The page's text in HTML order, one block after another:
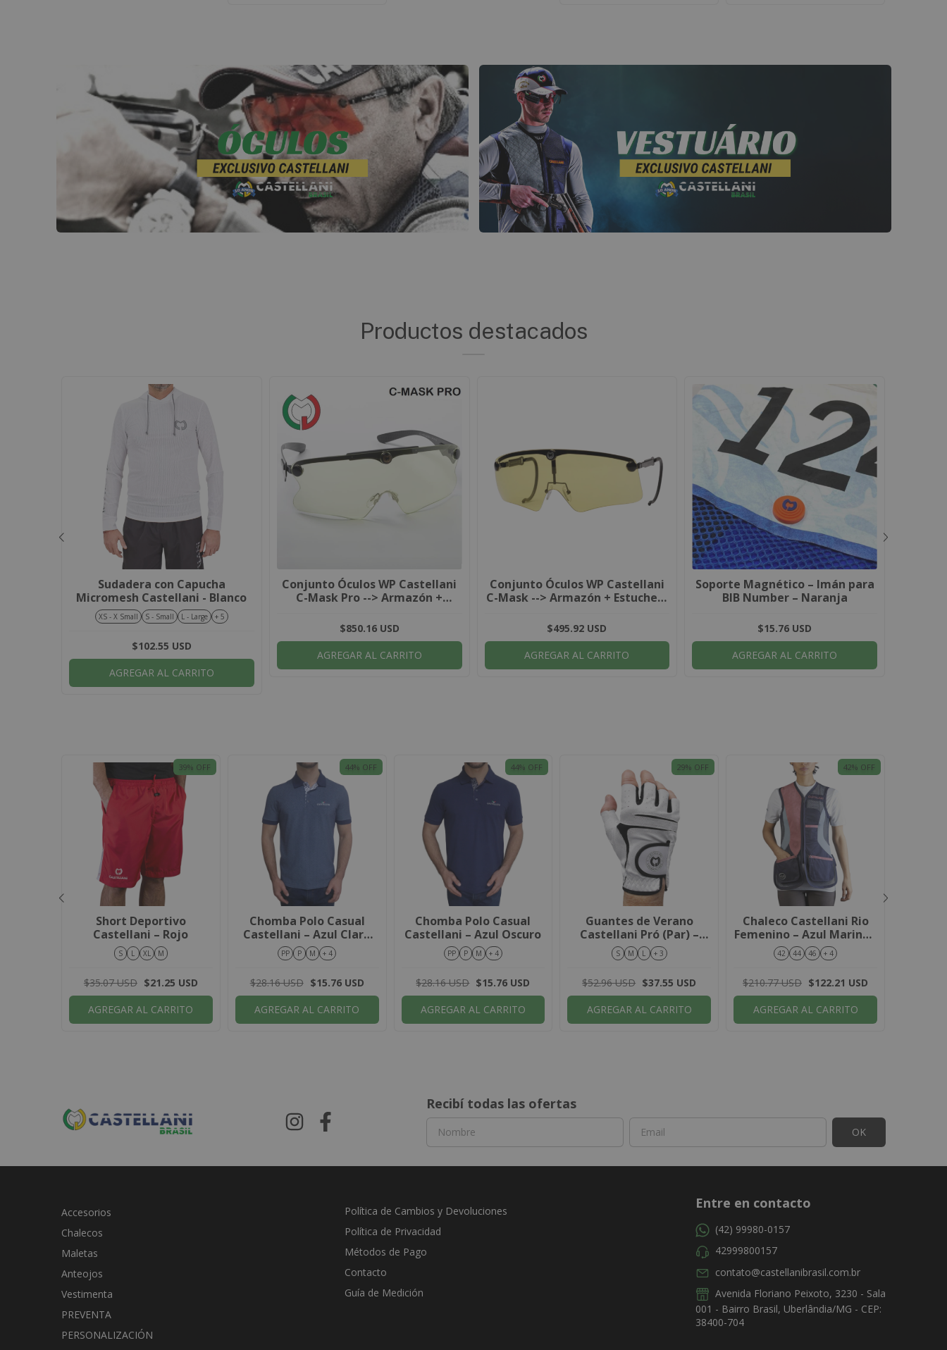
Productos destacados
Sudadera con Capucha
Micromesh Castellani - Blanco
XS - X Small S - Small L - Large + 5
$102.55 USD
AGREGAR AL CARRITO
Conjunto Óculos WP Castellani
C-Mask Pro --> Armazón +
$850.16 USD
AGREGAR AL CARRITO
Conjunto Óculos WP Castellani
C-Mask --> Armazón + Estuche +
$495.92 USD
AGREGAR AL CARRITO
Soporte Magnético – Imán para
BIB Number – Naranja
$15.76 USD
AGREGAR AL CARRITO
39% OFF
Short Deportivo
Castellani – Rojo
S L XL M
$35.07 USD $21.25 USD
AGREGAR AL CARRITO
44% OFF
Chomba Polo Casual
Castellani – Azul Claro
Mesclado
PP P M + 4
$28.16 USD $15.76 USD
AGREGAR AL CARRITO
44% OFF
Chomba Polo Casual
Castellani – Azul Oscuro
PP P M + 4
$28.16 USD $15.76 USD
AGREGAR AL CARRITO
29% OFF
Guantes de Verano
Castellani Pró (Par) –
Blancos
S M L + 3
$52.96 USD $37.55 USD
AGREGAR AL CARRITO
42% OFF
Chaleco Castellani Rio
Femenino – Azul Marino /
Salmón
42 44 46 + 4
$210.77 USD $122.21 USD
AGREGAR AL CARRITO
Recibí todas las ofertas
Accesorios
Chalecos
Maletas
Anteojos
Vestimenta
PREVENTA
PERSONALIZACIÓN
Política de Cambios y Devoluciones
Política de Privacidad
Métodos de Pago
Contacto
Guía de Medición
Entre en contacto
(42) 99980-0157
42999800157
contato@castellanibrasil.com.br
Avenida Floriano Peixoto, 3230 - Sala
001 - Bairro Brasil, Uberlândia/MG - CEP:
38400-704